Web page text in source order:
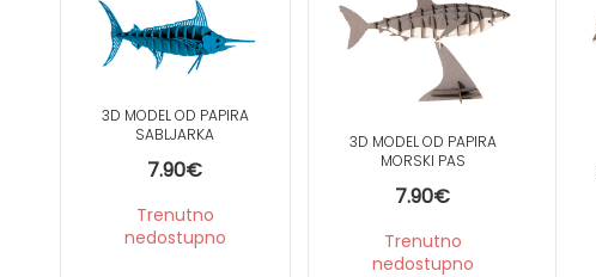
3D MODEL OD PAPIRA
SABLJARKA
7.90€
Trenutno
nedostupno
3D MODEL OD PAPIRA
MORSKI PAS
7.90€
Trenutno
nedostupno